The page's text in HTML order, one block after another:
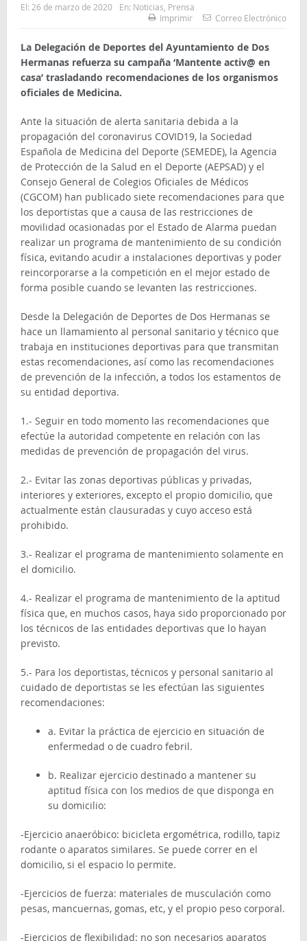
El: 26 de marzo de 2020 En: Noticias, Prensa
Imprimir
Correo Electrónico
La Delegación de Deportes del Ayuntamiento de Dos
Hermanas refuerza su campaña ‘Mantente activ@ en
casa’ trasladando recomendaciones de los organismos
oficiales de Medicina.
Ante la situación de alerta sanitaria debida a la
propagación del coronavirus COVID19, la Sociedad
Española de Medicina del Deporte (SEMEDE), la Agencia
de Protección de la Salud en el Deporte (AEPSAD) y el
Consejo General de Colegios Oficiales de Médicos
(CGCOM) han publicado siete recomendaciones para que
los deportistas que a causa de las restricciones de
movilidad ocasionadas por el Estado de Alarma puedan
realizar un programa de mantenimiento de su condición
física, evitando acudir a instalaciones deportivas y poder
reincorporarse a la competición en el mejor estado de
forma posible cuando se levanten las restricciones.
Desde la Delegación de Deportes de Dos Hermanas se
hace un llamamiento al personal sanitario y técnico que
trabaja en instituciones deportivas para que transmitan
estas recomendaciones, así como las recomendaciones
de prevención de la infección, a todos los estamentos de
su entidad deportiva.
1.- Seguir en todo momento las recomendaciones que
efectúe la autoridad competente en relación con las
medidas de prevención de propagación del virus.
2.- Evitar las zonas deportivas públicas y privadas,
interiores y exteriores, excepto el propio domicilio, que
actualmente están clausuradas y cuyo acceso está
prohibido.
3.- Realizar el programa de mantenimiento solamente en
el domicilio.
4.- Realizar el programa de mantenimiento de la aptitud
física que, en muchos casos, haya sido proporcionado por
los técnicos de las entidades deportivas que lo hayan
previsto.
5.- Para los deportistas, técnicos y personal sanitario al
cuidado de deportistas se les efectúan las siguientes
recomendaciones:
a. Evitar la práctica de ejercicio en situación de
enfermedad o de cuadro febril.
b. Realizar ejercicio destinado a mantener su
aptitud física con los medios de que disponga en
su domicilio:
-Ejercicio anaeróbico: bicicleta ergométrica, rodillo, tapiz
rodante o aparatos similares. Se puede correr en el
domicilio, si el espacio lo permite.
-Ejercicios de fuerza: materiales de musculación como
pesas, mancuernas, gomas, etc, y el propio peso corporal.
-Ejercicios de flexibilidad: no son necesarios aparatos